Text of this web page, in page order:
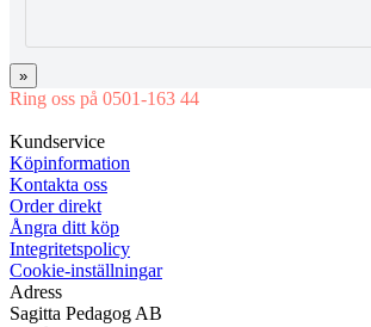
»
Ring oss på 0501-163 44
Kundservice
Köpinformation
Kontakta oss
Order direkt
Ångra ditt köp
Integritetspolicy
Cookie-inställningar
Adress
Sagitta Pedagog AB